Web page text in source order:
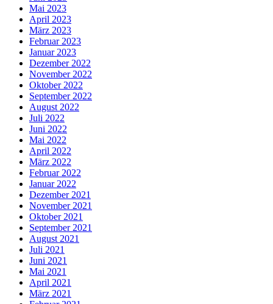
Mai 2023
April 2023
März 2023
Februar 2023
Januar 2023
Dezember 2022
November 2022
Oktober 2022
September 2022
August 2022
Juli 2022
Juni 2022
Mai 2022
April 2022
März 2022
Februar 2022
Januar 2022
Dezember 2021
November 2021
Oktober 2021
September 2021
August 2021
Juli 2021
Juni 2021
Mai 2021
April 2021
März 2021